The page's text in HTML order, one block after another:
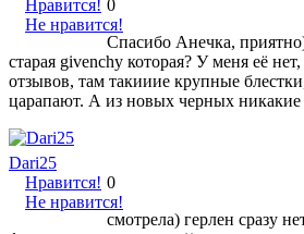
Нравится!
Не нравится!
0
Спасибо Анечка,
старая givenchy которая? У меня её
отзывов, там такииие крупные
царапают. А из новых черных никакие
Dari25
Нравится!
Не нравится!
0
смотрела) герлен сразу